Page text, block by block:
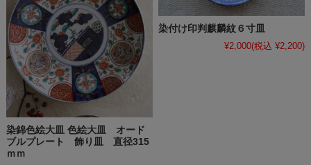
染錦色絵大皿 色絵大皿 オード
ブルプレート 飾り皿 直径315
ｍｍ
染付け印判麒麟紋６寸皿
¥2,000(税込 ¥2,200)